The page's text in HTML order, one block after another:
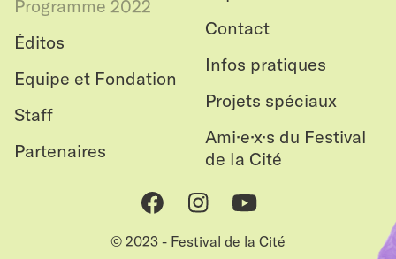
Programme 2022
Éditos
Equipe et Fondation
Staff
Partenaires
Contact
Infos pratiques
Projets spéciaux
Ami·e·x·s du Festival
de la Cité
FacebookInstagramYoutube
© 2023 - Festival de la Cité